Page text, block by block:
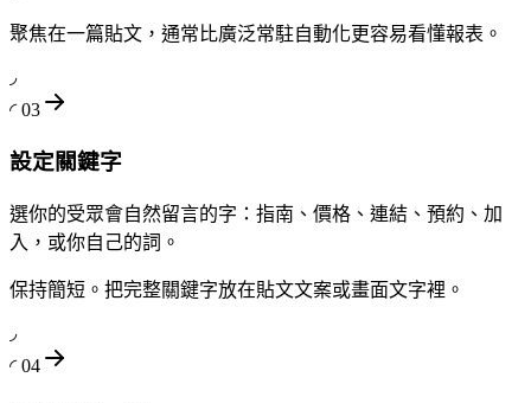
聚焦在一篇貼文，通常比廣泛常駐自動化更容易看懂報表。
◞
◜ 03
設定關鍵字
選你的受眾會自然留言的字：指南、價格、連結、預約、加
入，或你自己的詞。
保持簡短。把完整關鍵字放在貼文文案或畫面文字裡。
◞
◜ 04